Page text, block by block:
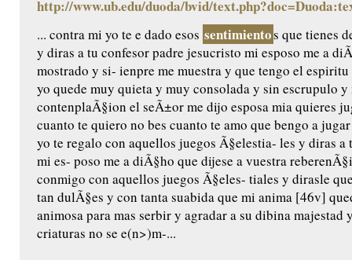
http://www.ub.edu/duoda/bvid/
... contra mi yo te e dado esos sentimientos que tienes
y diras a tu confesor padre jesucristo mi esposo me a
mostrado y si- ienpre me muestra y que tengo el
yo quede muy quieta y muy consolada y sin escrupulo y
contenplaÃ§ion el seÃ±or me dijo esposa mia quieres
cuanto te quiero no bes cuanto te amo que bengo a
yo te regalo con aquellos juegos Ã§elestia- les y diras
mi es- poso me a diÃ§ho que dijese a vuestra
conmigo con aquellos juegos Ã§eles- tiales y dirasle
tan dulÃ§es y con tanta suabida que mi anima [46v]
animosa para mas serbir y agradar a su dibina majestad
criaturas no se e(n>)m-...